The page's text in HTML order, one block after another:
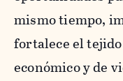
mismo tiempo,
fortalece el
económico y de